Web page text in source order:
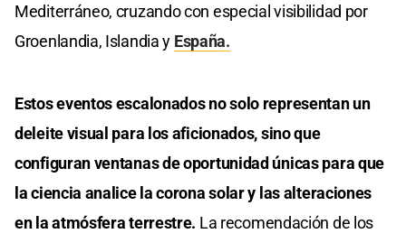
Mediterráneo, cruzando con especial visibilidad por
Groenlandia, Islandia y España.
Estos eventos escalonados no solo representan un
deleite visual para los aficionados, sino que
configuran ventanas de oportunidad únicas para que
la ciencia analice la corona solar y las alteraciones
en la atmósfera terrestre. La recomendación de los